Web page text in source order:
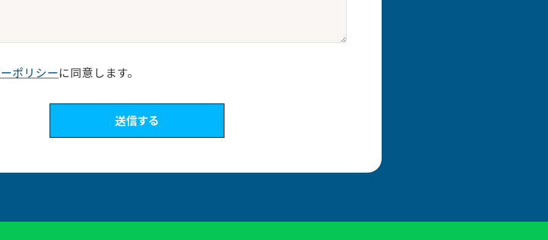
ポリシーに同意します。